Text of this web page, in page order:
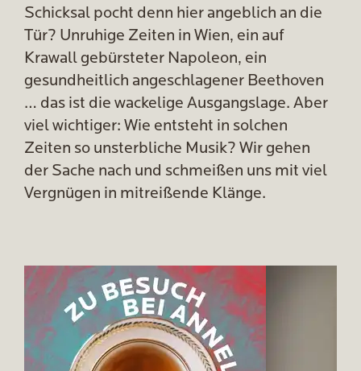
Schicksal pocht denn hier angeblich an die
Tür? Unruhige Zeiten in Wien, ein auf
Krawall gebürsteter Napoleon, ein
gesundheitlich angeschlagener Beethoven
… das ist die wackelige Ausgangslage. Aber
viel wichtiger: Wie entsteht in solchen
Zeiten so unsterbliche Musik? Wir gehen
der Sache nach und schmeißen uns mit viel
Vergnügen in mitreißende Klänge.